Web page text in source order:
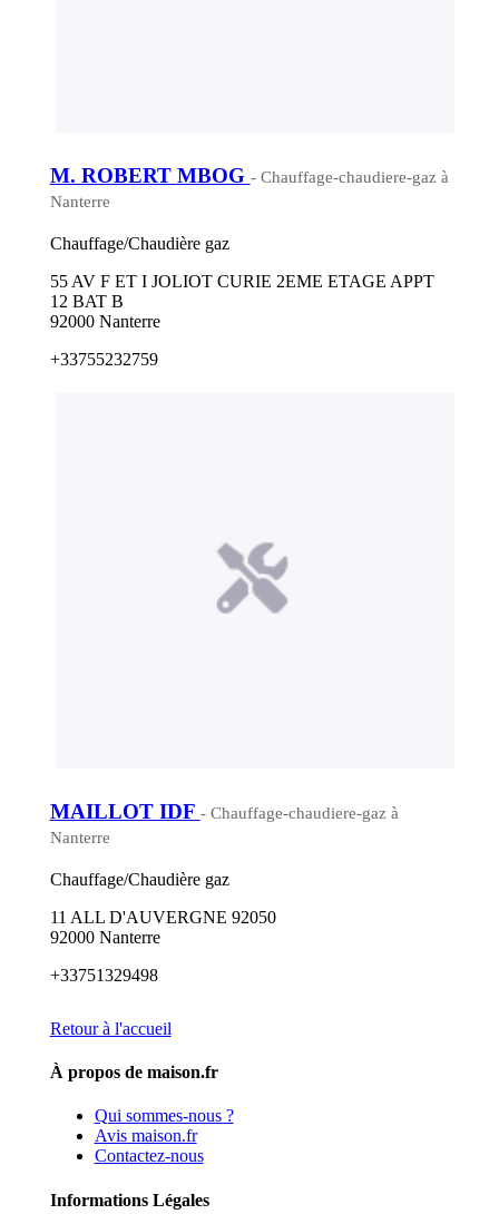
M. ROBERT MBOG - Chauffage-chaudiere-gaz à
Nanterre
Chauffage/Chaudière gaz
55 AV F ET I JOLIOT CURIE 2EME ETAGE APPT
12 BAT B
92000 Nanterre
+33755232759
MAILLOT IDF - Chauffage-chaudiere-gaz à
Nanterre
Chauffage/Chaudière gaz
11 ALL D'AUVERGNE 92050
92000 Nanterre
+33751329498
Retour à l'accueil
À propos de maison.fr
Qui sommes-nous ?
Avis maison.fr
Contactez-nous
Informations Légales